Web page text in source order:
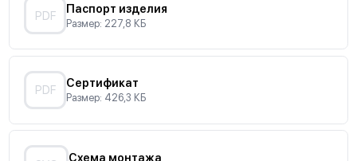
PDF
Паспорт изделия
Размер: 227,8 КБ
PDF
Сертификат
Размер: 426,3 КБ
Схема монтажа